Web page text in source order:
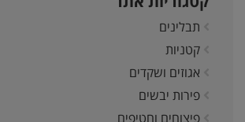
תבלינים
קטניות
אגוזים ושקדים
פירות יבשים
פיצוחים וחטיפים